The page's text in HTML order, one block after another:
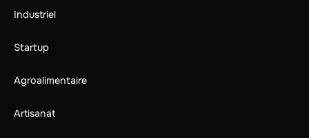
Industriel
Startup
Agroalimentaire
Artisanat